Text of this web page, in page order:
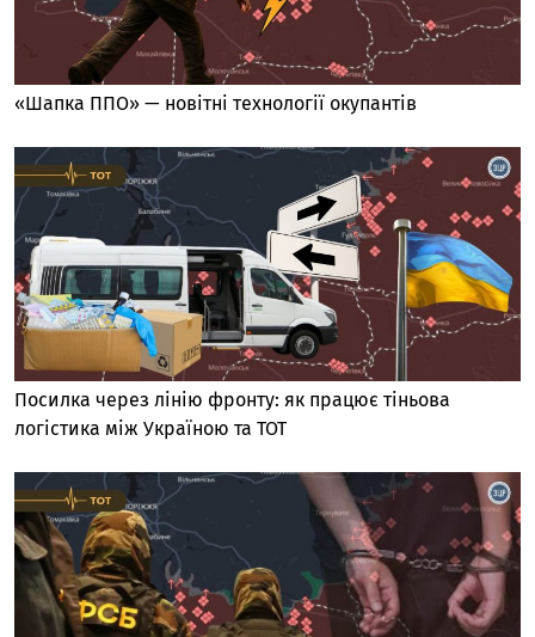
«Шапка ППО» — новітні технології окупантів
Посилка через лінію фронту: як працює тіньова
логістика між Україною та ТОТ